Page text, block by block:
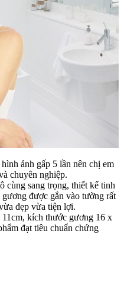
ảnh gấp 5 lần nên chị em
chuyên nghiệp.
cùng sang trọng, thiết kế tinh
được gắn vào tường rất
đẹp vừa tiện lợi.
kích thước gương 16 x
đạt tiêu chuẩn chứng